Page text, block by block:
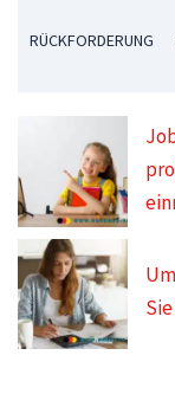
RÜCKFORDERUNG